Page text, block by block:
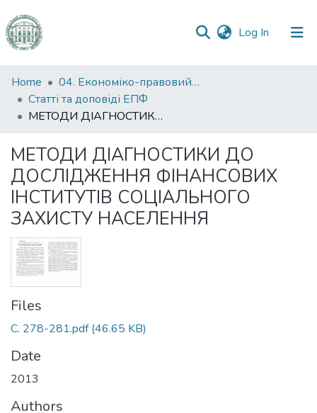
Log In (current)
Communities
&
Collections
Statistics
Home
04. Економіко-правовий факультет
Статті та доповіді ЕПФ
МЕТОДИ ДІАГНОСТИКИ ДО ДОСЛІДЖЕННЯ ФІНАНСОВИХ ІНСТИТУТІВ СОЦІАЛЬНОГО ЗАХИСТУ НАСЕЛЕННЯ
МЕТОДИ ДІАГНОСТИКИ ДО
ДОСЛІДЖЕННЯ ФІНАНСОВИХ
ІНСТИТУТІВ СОЦІАЛЬНОГО
ЗАХИСТУ НАСЕЛЕННЯ
Files
С. 278-281.pdf(46.65 KB)
Date
2013
Authors